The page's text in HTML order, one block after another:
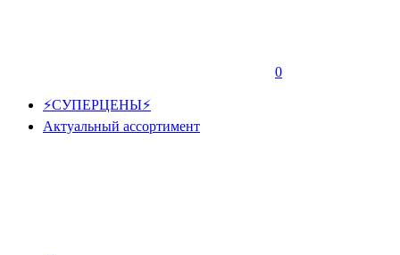
0
⚡СУПЕРЦЕНЫ⚡
Актуальный ассортимент